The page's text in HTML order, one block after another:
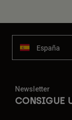
España
Newsletter
CONSIGUE